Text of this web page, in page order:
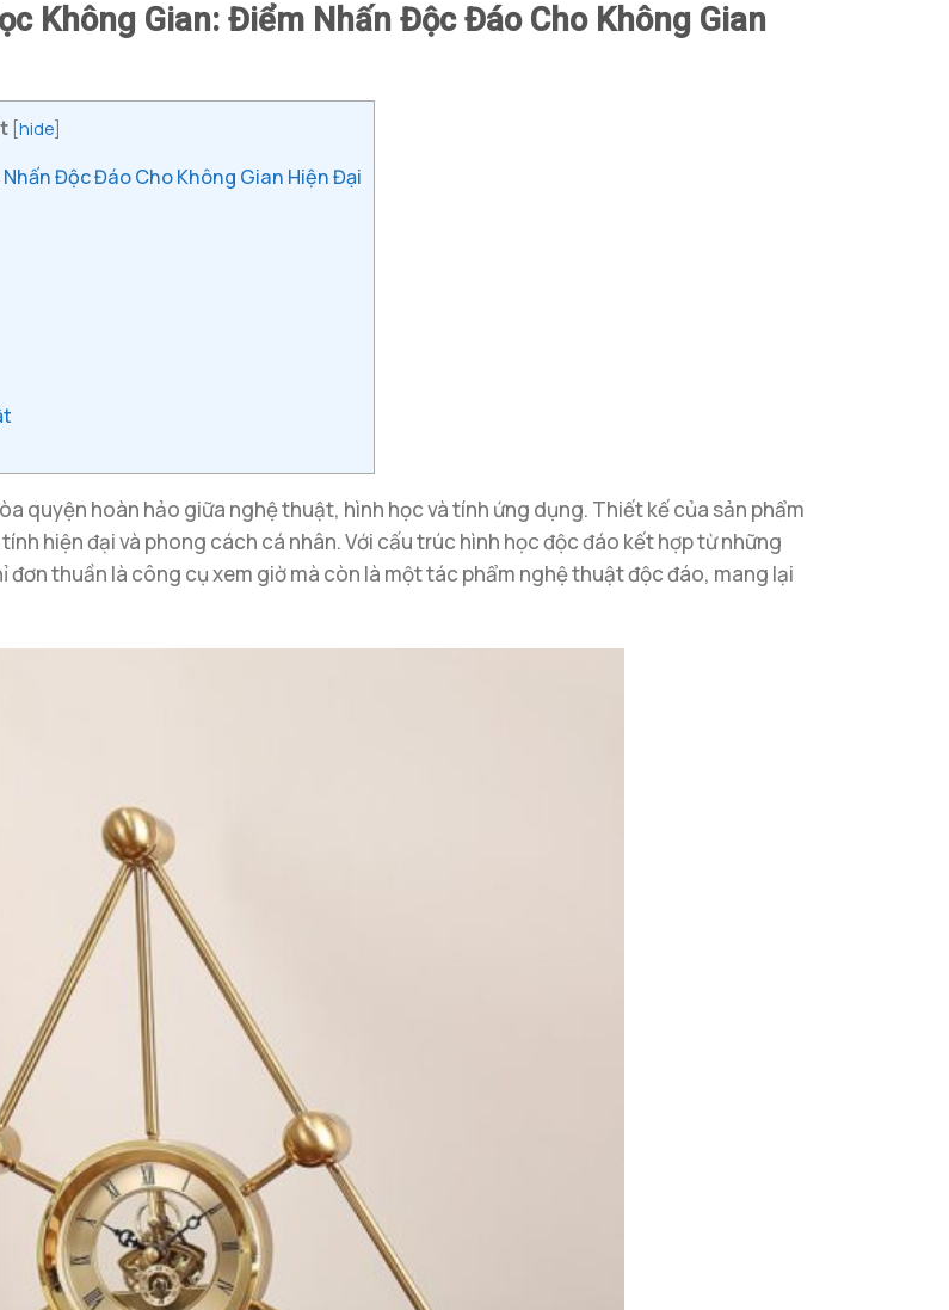
Không Gian: Điểm Nhấn Độc Đáo Cho Không Gian
[hide]
Độc Đáo Cho Không Gian Hiện Đại
quyện hoàn hảo giữa nghệ thuật, hình học và tính ứng dụng. Thiết kế của sản phẩm
hiện đại và phong cách cá nhân. Với cấu trúc hình học độc đáo kết hợp từ những
thuần là công cụ xem giờ mà còn là một tác phẩm nghệ thuật độc đáo, mang lại